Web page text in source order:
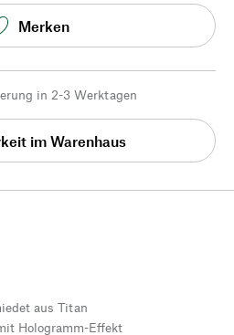
Merken
in 2-3 Werktagen
im Warenhaus
aus Titan
Hologramm-Effekt